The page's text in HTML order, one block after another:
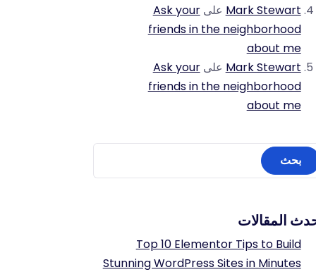
Mark Stewart علىAsk your
friends in the neighborhood
about me
Mark Stewart علىAsk your
friends in the neighborhood
about me
المقالات
Top 10 Elementor Tips to Build
Stunning WordPress Sites in Minutes